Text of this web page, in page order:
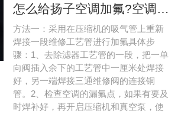
怎么给扬子空调加氟?空调加氟方法介绍
方法一：采用在压缩机的吸气管上重新
焊接一段维修工艺管进行加氟具体步
骤：1、去除滤器工艺管的一段，把一单
向阀插入余下的工艺管中一厘米处焊接
好，另一端焊接三通维修阀的连接铜
管。2、检查空调的漏氟点，如果有要及
时焊补好，再开启压缩机和真空泵，使